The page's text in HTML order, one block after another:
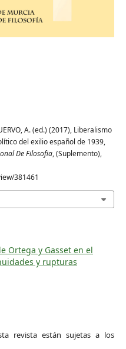
A. (ed.) (2017), Liberalismo
del exilio español de 1939,
De Filosofia, (Suplemento),
381461
Ortega y Gasset en el
y rupturas
revista están sujetas a los